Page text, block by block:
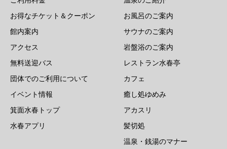
お得なチケット＆クーポン
館内案内
アクセス
無料送迎バス
団体でのご利用について
イベント情報
箕面水春トップ
水春アプリ
お風呂のご案内
サウナのご案内
岩盤浴のご案内
レストラン水春亭
カフェ
癒し処ゆめみ
アカスリ
髪切処
温泉・銭湯のマナー